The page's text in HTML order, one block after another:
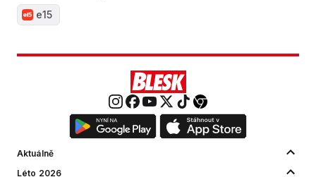
e15
Aktuálně
Léto 2026